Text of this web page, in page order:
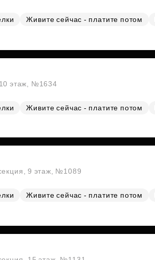
Живите сейчас - платите потом
этаж, №1634
Живите сейчас - платите потом
9 этаж, №1089
Живите сейчас - платите потом